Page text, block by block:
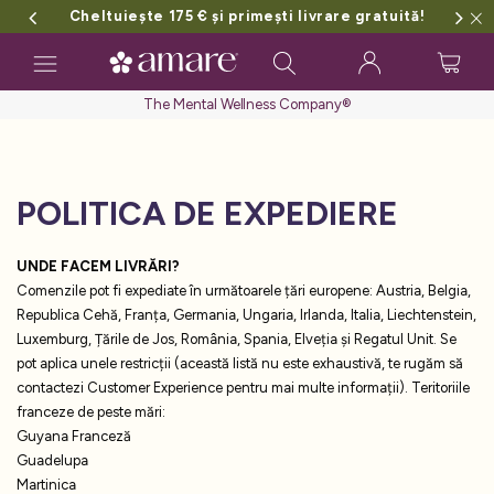
Cheltuiește 175 € și primești livrare gratuită!
Toggle
navigation
The Mental Wellness Company®
POLITICA DE EXPEDIERE
UNDE FACEM LIVRĂRI?
Comenzile pot fi expediate în următoarele țări europene: Austria, Belgia,
Republica Cehă, Franța, Germania, Ungaria, Irlanda, Italia, Liechtenstein,
Luxemburg, Țările de Jos, România, Spania, Elveția și Regatul Unit. Se
pot aplica unele restricții (această listă nu este exhaustivă, te rugăm să
contactezi Customer Experience pentru mai multe informații). Teritoriile
franceze de peste mări:
Guyana Franceză
Guadelupa
Martinica